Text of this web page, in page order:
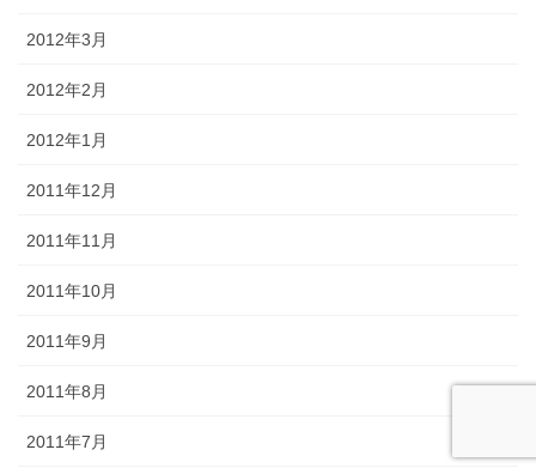
2012年3月
2012年2月
2012年1月
2011年12月
2011年11月
2011年10月
2011年9月
2011年8月
2011年7月